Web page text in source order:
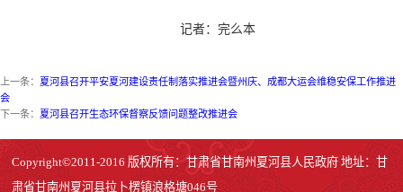
记者：完么本
上一条： 夏河县召开平安夏河建设责任制落实推进会暨州庆、成都大运会维稳安保工作推进
会
下一条： 夏河县召开生态环保督察反馈问题整改推进会
Copyright©2011-2016 版权所有：甘肃省甘南州夏河县人民政府 地址：甘
肃省甘南州夏河县拉卜楞镇浪格塘046号